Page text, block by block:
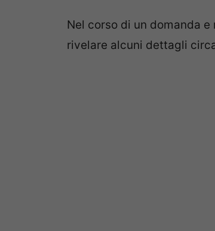
Nel corso di un domanda
rivelare alcuni dettagli